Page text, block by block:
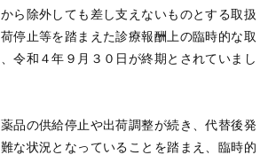
ら除外しても差し支えないものとする取扱
荷停止等を踏まえた診療報酬上の臨時的な取
令和４年９月３０日が終期とされていまし
品の供給停止や出荷調整が続き、代替後発
な状況となっていることを踏まえ、臨時的